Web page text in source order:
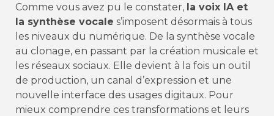
Comme vous avez pu le constater, la voix IA et
la synthèse vocale s’imposent désormais à tous
les niveaux du numérique. De la synthèse vocale
au clonage, en passant par la création musicale et
les réseaux sociaux. Elle devient à la fois un outil
de production, un canal d’expression et une
nouvelle interface des usages digitaux. Pour
mieux comprendre ces transformations et leurs